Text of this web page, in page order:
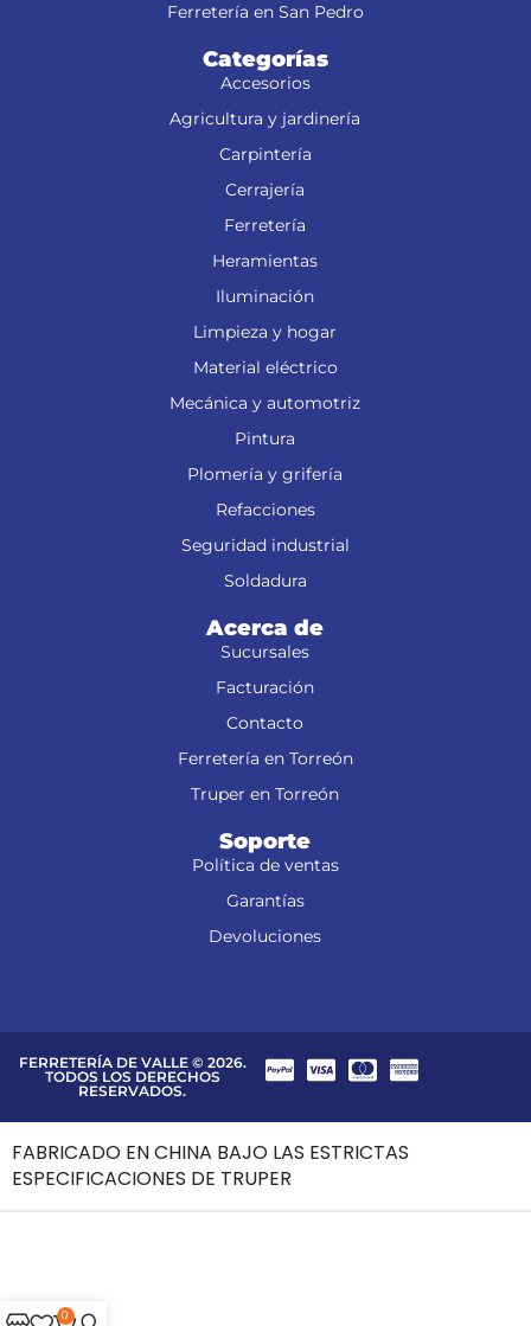
Ferretería en San Pedro
Categorías
Accesorios
Agricultura y jardinería
Carpintería
Cerrajería
Ferretería
Heramientas
Iluminación
Limpieza y hogar
Material eléctrico
Mecánica y automotriz
Pintura
Plomería y grifería
Refacciones
Seguridad industrial
Soldadura
Acerca de
Sucursales
Facturación
Contacto
Ferretería en Torreón
Truper en Torreón
Soporte
Política de ventas
Garantías
Devoluciones
FERRETERÍA DE VALLE © 2026.
TODOS LOS DERECHOS
RESERVADOS.
0
FABRICADO EN CHINA BAJO LAS ESTRICTAS
ESPECIFICACIONES DE TRUPER